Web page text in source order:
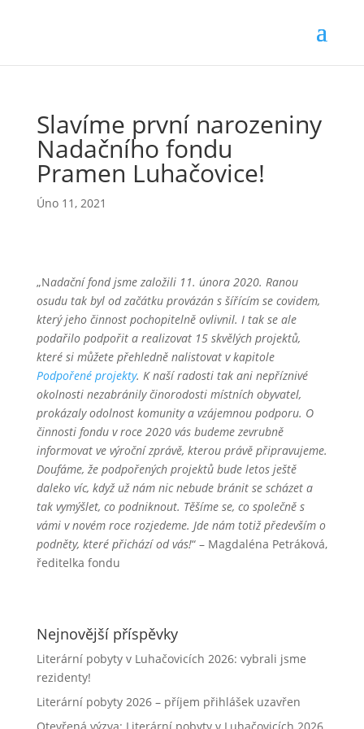
Slavíme první narozeniny
Nadačního fondu
Pramen Luhačovice!
Úno 11, 2021
„Nadační fond jsme založili 11. února 2020. Ranou
osudu tak byl od začátku provázán s šířícím se covidem,
který jeho činnost pochopitelně ovlivnil. I tak se ale
podařilo podpořit a realizovat 15 skvělých projektů,
které si můžete přehledně nalistovat v kapitole
Podpořené projekty. K naší radosti tak ani nepříznivé
okolnosti nezabránily činorodosti místních obyvatel,
prokázaly odolnost komunity a vzájemnou podporu. O
činnosti fondu v roce 2020 vás budeme zevrubně
informovat ve výroční zprávě, kterou právě připravujeme.
Doufáme, že podpořených projektů bude letos ještě
daleko víc, když už nám nic nebude bránit se scházet a
tak vymýšlet, co podniknout. Těšíme se, co společně s
vámi v novém roce rozjedeme. Jde nám totiž především o
podněty, které přichází od vás!“ – Magdaléna Petráková,
ředitelka fondu
Nejnovější příspěvky
Literární pobyty v Luhačovicích 2026: vybrali jsme
rezidenty!
Literární pobyty 2026 – příjem přihlášek uzavřen